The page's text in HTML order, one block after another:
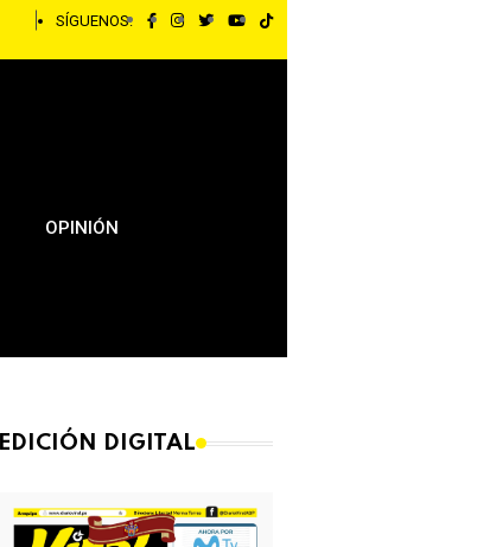
SÍGUENOS:
OPINIÓN
EDICIÓN DIGITAL